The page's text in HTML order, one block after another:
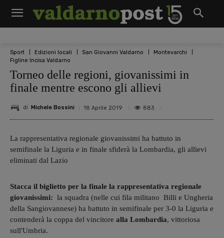
Sport Edizioni locali San Giovanni Valdarno
Montevarchi
Figline Incisa Valdarno
Torneo delle regioni, giovanissimi in
finale mentre escono gli allievi
di Michele Bossini 18 Aprile 2019 883
La rappresentativa regionale giovanissimi ha battuto in
semifinale la Liguria e in finale sfiderà la Lombardia, gli allievi
eliminati dal Lazio
Stacca il biglietto per la finale la rappresentativa regionale
giovanissimi: la squadra (nelle cui fila militano Billi e Ungheria
della Sangiovannese) ha battuto in semifinale per 3-0 la Liguria e
contenderà la coppa del vincitore alla Lombardia, vittoriosa
sull'Umbria.